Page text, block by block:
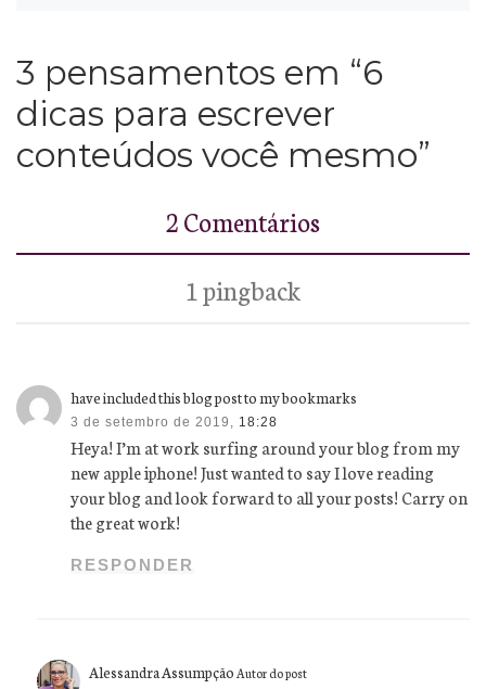
3 pensamentos em “6
dicas para escrever
conteúdos você mesmo”
2 Comentários
1 pingback
have included this blog post to my bookmarks
3 de setembro de 2019, 18:28
Heya! I’m at work surfing around your blog from my
new apple iphone! Just wanted to say I love reading
your blog and look forward to all your posts! Carry on
the great work!
RESPONDER
Alessandra AssumpçãoAutor do post